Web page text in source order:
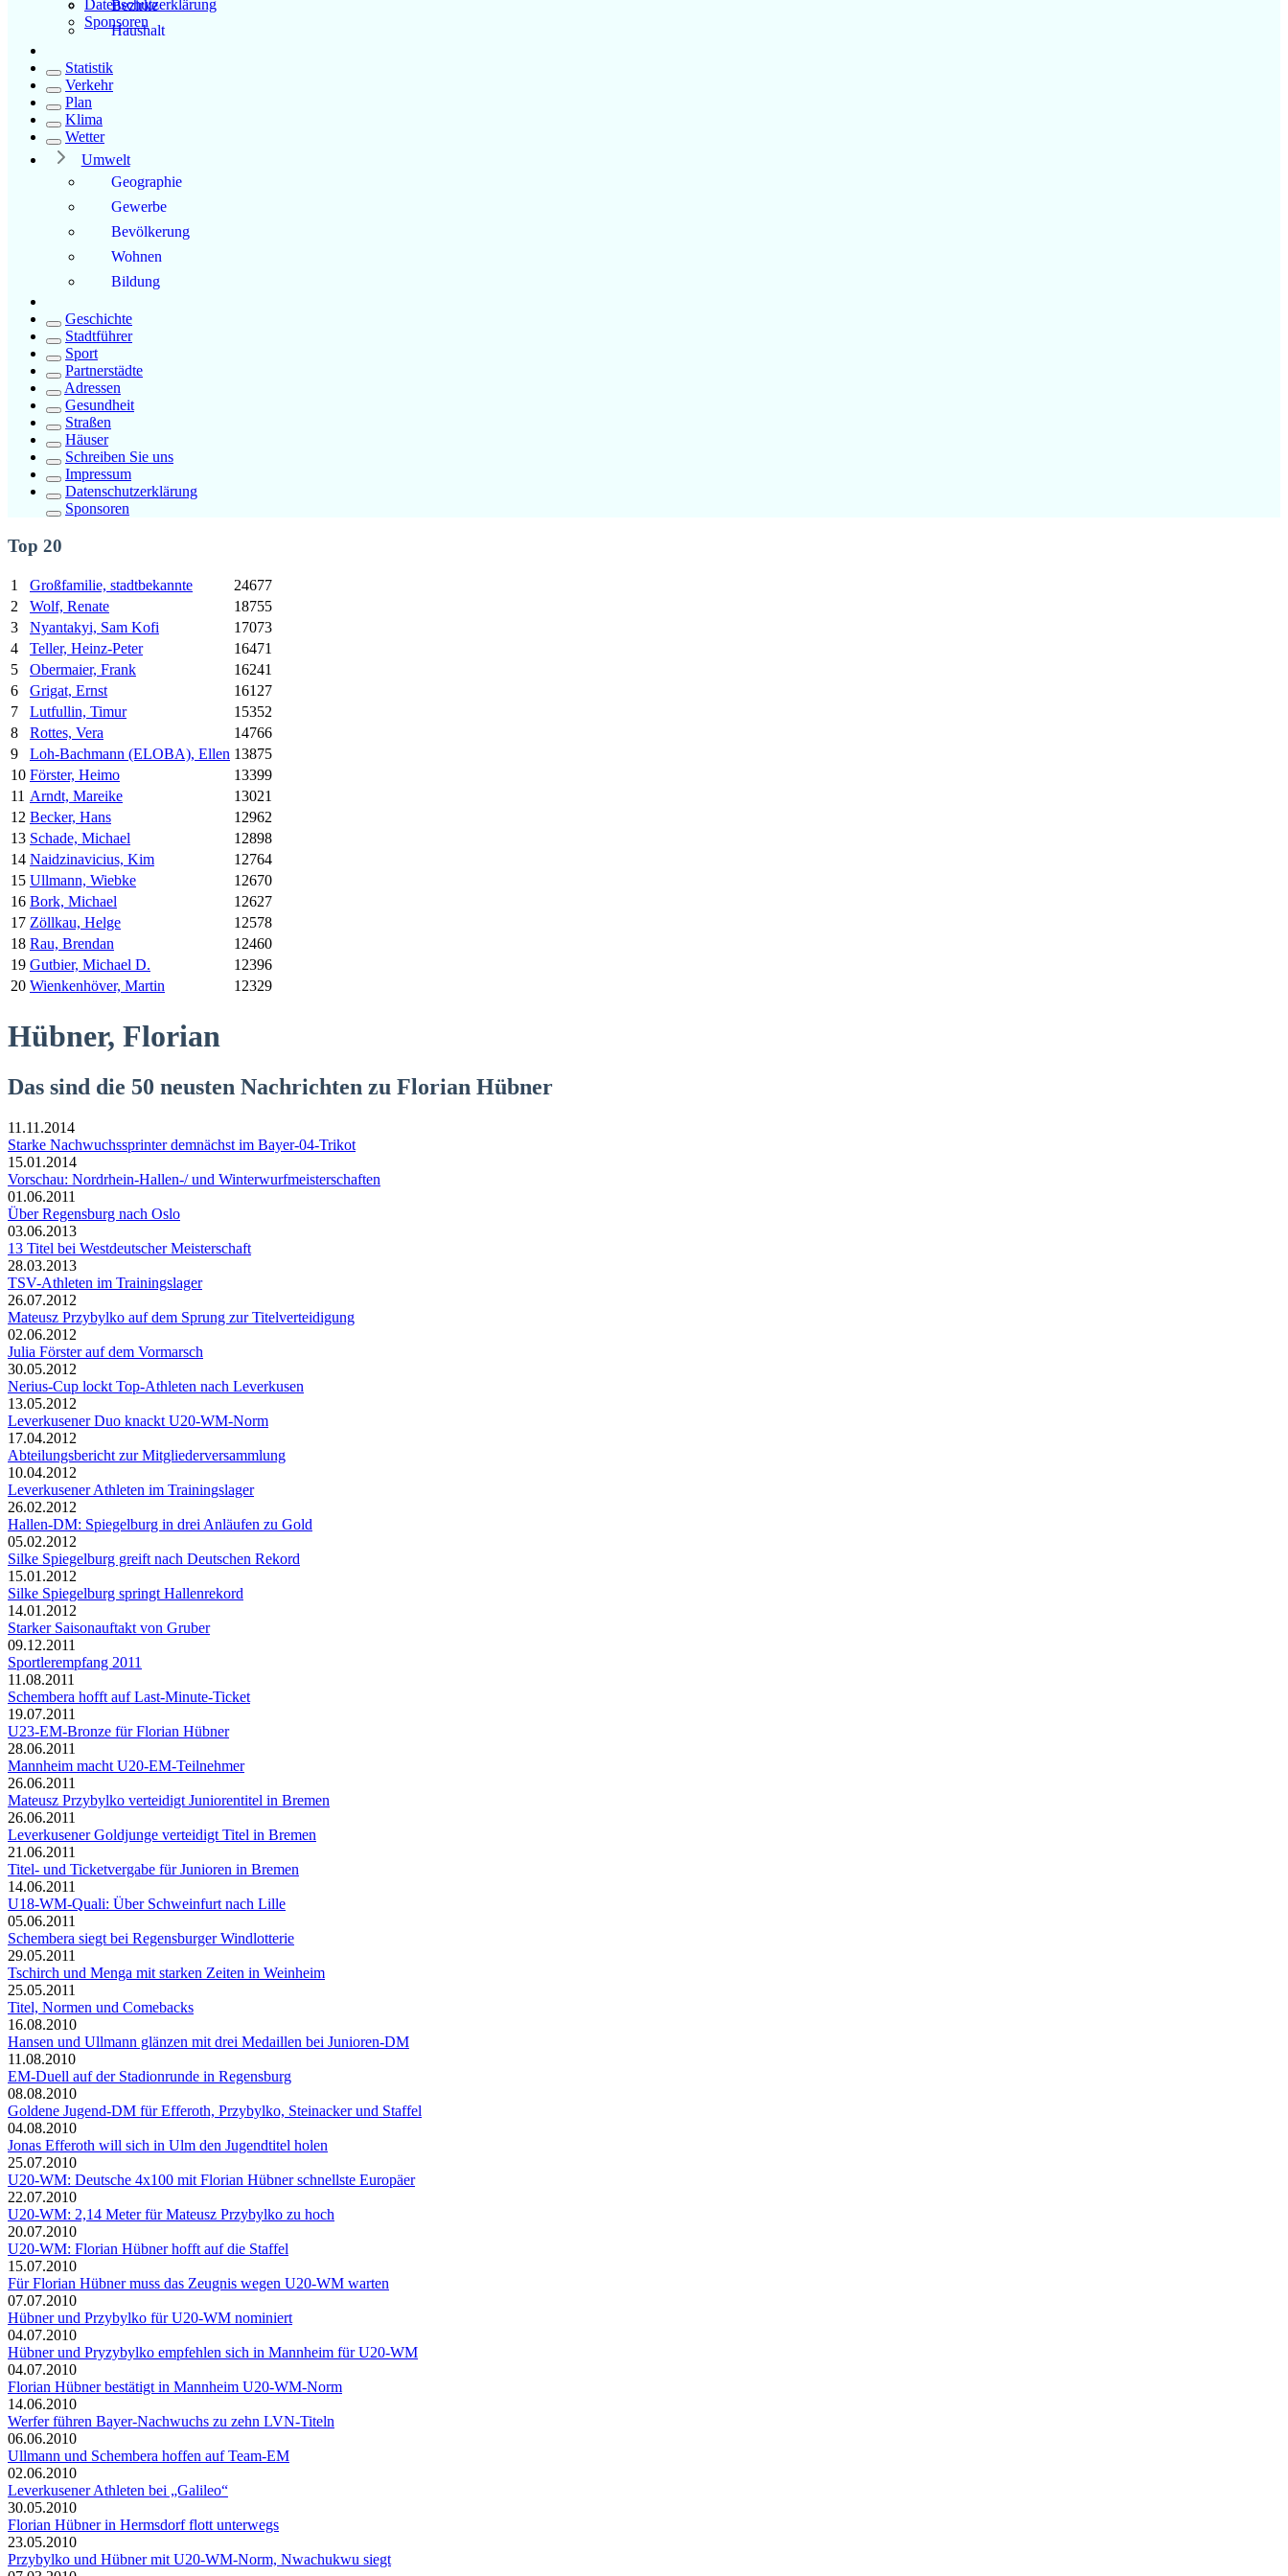
Datenschutzerklärung
Sponsoren
Bezirke
Haushalt
Statistik
Verkehr
Plan
Klima
Wetter
Umwelt
Geographie
Gewerbe
Bevölkerung
Wohnen
Bildung
Geschichte
Stadtführer
Sport
Partnerstädte
Adressen
Gesundheit
Straßen
Häuser
Schreiben Sie uns
Impressum
Datenschutzerklärung
Sponsoren
Top 20
1 Großfamilie, stadtbekannte
24677
2
Wolf, Renate
18755
3
Nyantakyi, Sam Kofi
17073
4
Teller, Heinz-Peter
16471
5
Obermaier, Frank
16241
6
Grigat, Ernst
16127
7
Lutfullin, Timur
15352
8
Rottes, Vera
14766
9
Loh-Bachmann (ELOBA), Ellen 13875
10 Förster, Heimo
13399
11 Arndt, Mareike
13021
12 Becker, Hans
12962
13 Schade, Michael
12898
14 Naidzinavicius, Kim
12764
15 Ullmann, Wiebke
12670
16 Bork, Michael
12627
17 Zöllkau, Helge
12578
18 Rau, Brendan
12460
19 Gutbier, Michael D.
12396
20 Wienkenhöver, Martin 12329
Hübner, Florian
Das sind die 50 neusten Nachrichten zu Florian Hübner
11.11.2014
Starke Nachwuchssprinter demnächst im Bayer-04-Trikot
15.01.2014
Vorschau: Nordrhein-Hallen-/ und Winterwurfmeisterschaften
01.06.2011
Über Regensburg nach Oslo
03.06.2013
13 Titel bei Westdeutscher Meisterschaft
28.03.2013
TSV-Athleten im Trainingslager
26.07.2012
Mateusz Przybylko auf dem Sprung zur Titelverteidigung
02.06.2012
Julia Förster auf dem Vormarsch
30.05.2012
Nerius-Cup lockt Top-Athleten nach Leverkusen
13.05.2012
Leverkusener Duo knackt U20-WM-Norm
17.04.2012
Abteilungsbericht zur Mitgliederversammlung
10.04.2012
Leverkusener Athleten im Trainingslager
26.02.2012
Hallen-DM: Spiegelburg in drei Anläufen zu Gold
05.02.2012
Silke Spiegelburg greift nach Deutschen Rekord
15.01.2012
Silke Spiegelburg springt Hallenrekord
14.01.2012
Starker Saisonauftakt von Gruber
09.12.2011
Sportlerempfang 2011
11.08.2011
Schembera hofft auf Last-Minute-Ticket
19.07.2011
U23-EM-Bronze für Florian Hübner
28.06.2011
Mannheim macht U20-EM-Teilnehmer
26.06.2011
Mateusz Przybylko verteidigt Juniorentitel in Bremen
26.06.2011
Leverkusener Goldjunge verteidigt Titel in Bremen
21.06.2011
Titel- und Ticketvergabe für Junioren in Bremen
14.06.2011
U18-WM-Quali: Über Schweinfurt nach Lille
05.06.2011
Schembera siegt bei Regensburger Windlotterie
29.05.2011
Tschirch und Menga mit starken Zeiten in Weinheim
25.05.2011
Titel, Normen und Comebacks
16.08.2010
Hansen und Ullmann glänzen mit drei Medaillen bei Junioren-DM
11.08.2010
EM-Duell auf der Stadionrunde in Regensburg
08.08.2010
Goldene Jugend-DM für Efferoth, Przybylko, Steinacker und Staffel
04.08.2010
Jonas Efferoth will sich in Ulm den Jugendtitel holen
25.07.2010
U20-WM: Deutsche 4x100 mit Florian Hübner schnellste Europäer
22.07.2010
U20-WM: 2,14 Meter für Mateusz Przybylko zu hoch
20.07.2010
U20-WM: Florian Hübner hofft auf die Staffel
15.07.2010
Für Florian Hübner muss das Zeugnis wegen U20-WM warten
07.07.2010
Hübner und Przybylko für U20-WM nominiert
04.07.2010
Hübner und Pryzybylko empfehlen sich in Mannheim für U20-WM
04.07.2010
Florian Hübner bestätigt in Mannheim U20-WM-Norm
14.06.2010
Werfer führen Bayer-Nachwuchs zu zehn LVN-Titeln
06.06.2010
Ullmann und Schembera hoffen auf Team-EM
02.06.2010
Leverkusener Athleten bei „Galileo“
30.05.2010
Florian Hübner in Hermsdorf flott unterwegs
23.05.2010
Przybylko und Hübner mit U20-WM-Norm, Nwachukwu siegt